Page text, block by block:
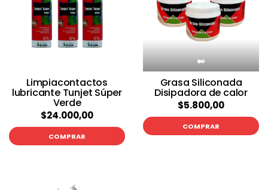
Limpiacontactos
lubricante Tunjet Súper
Verde
$24.000,00
COMPRAR
Grasa Siliconada
Disipadora de calor
$5.800,00
COMPRAR